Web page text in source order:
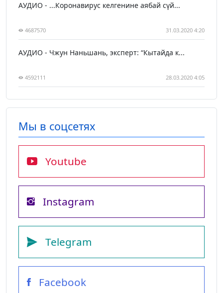
АУДИО - ...Коронавирус келгенине аябай сүй...
4687570 31.03.2020 4:20
АУДИО - Чжун Наньшань, эксперт: “Кытайда к...
4592111 28.03.2020 4:05
Мы в соцсетях
Youtube
Instagram
Telegram
Facebook